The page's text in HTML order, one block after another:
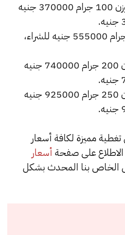
أسعار الذهب عيار 21 وزن 100 جرام 370000 جنيه
سعر عيار 21 وزن 150 جرام 555000 جنيه للشراء،
سعر الذهب عيار 21 وزن 200 جرام 740000 جنيه
سعر الذهب عيار 21 وزن 250 جرام 925000 جنيه
365 بعمل تغطية مميزة لكافة أسعار
على صفحة أسعار
الخاص بنا المحدث بشكل